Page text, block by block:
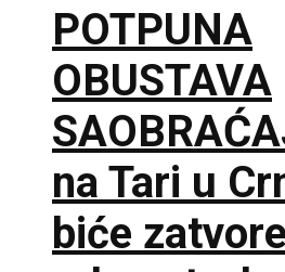
POTPUNA
OBUSTAVA
na Tari u
biće